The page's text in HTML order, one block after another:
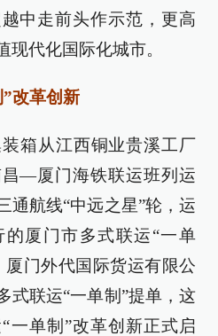
中走前头作示范，更高
现代化国际化城市。
改革创新
箱从江西铜业贵溪工厂
—厦门海铁联运班列运
通航线“中远之星”轮，运
厦门市多式联运“一单
门外代国际货运有限公
式联运“一单制”提单，这
一单制”改革创新正式启